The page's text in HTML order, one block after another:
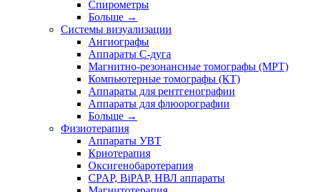
Спирометры
Больше →
Системы визуализации
Ангиографы
Аппараты C-дуга
Магнитно-резонансные томографы (МРТ)
Компьютерные томографы (КТ)
Аппараты для рентгенографии
Аппараты для флюорографии
Больше →
Физиотерапия
Аппараты УВТ
Криотерапия
Оксигенобаротерапия
CPAP, BiPAP, НВЛ аппараты